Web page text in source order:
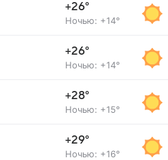
+26°
Ночью: +14°
+26°
Ночью: +14°
+28°
Ночью: +15°
+29°
Ночью: +16°